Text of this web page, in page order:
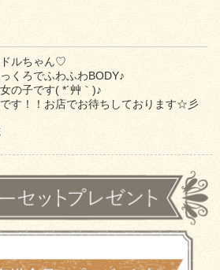
ルちゃん♡
くろでふわふわBODY♪
の子です( *´艸｀)♪
す！！お店でお待ちしております☆彡